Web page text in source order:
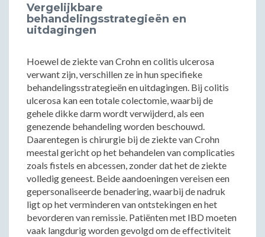
Vergelijkbare
behandelingsstrategieën en
uitdagingen
Hoewel de ziekte van Crohn en colitis ulcerosa
verwant zijn, verschillen ze in hun specifieke
behandelingsstrategieën en uitdagingen. Bij colitis
ulcerosa kan een totale colectomie, waarbij de
gehele dikke darm wordt verwijderd, als een
genezende behandeling worden beschouwd.
Daarentegen is chirurgie bij de ziekte van Crohn
meestal gericht op het behandelen van complicaties
zoals fistels en abcessen, zonder dat het de ziekte
volledig geneest. Beide aandoeningen vereisen een
gepersonaliseerde benadering, waarbij de nadruk
ligt op het verminderen van ontstekingen en het
bevorderen van remissie. Patiënten met IBD moeten
vaak langdurig worden gevolgd om de effectiviteit